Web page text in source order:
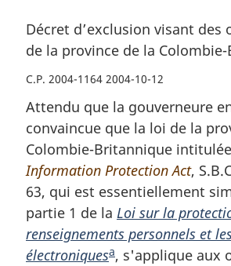
Décret d’exclusion visant des
de la province de la
C.P. 2004-1164 2004-10-12
Attendu que la gouverneure
convaincue que la loi de la
Colombie-Britannique intitulée
Information Protection Act,
63, qui est essentiellement
partie 1 de la Loi sur la
renseignements personnels et
électroniquesN
a, s'applique aux